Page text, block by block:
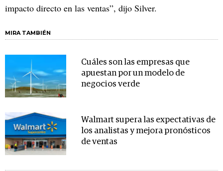
impacto directo en las ventas”, dijo Silver.
MIRA TAMBIÉN
Cuáles son las empresas que
apuestan por un modelo de
negocios verde
Walmart supera las expectativas de
los analistas y mejora pronósticos
de ventas